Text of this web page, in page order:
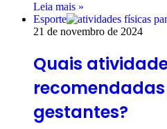
Leia mais »
Esporte
21 de novembro de 2024
Quais
gestantes?